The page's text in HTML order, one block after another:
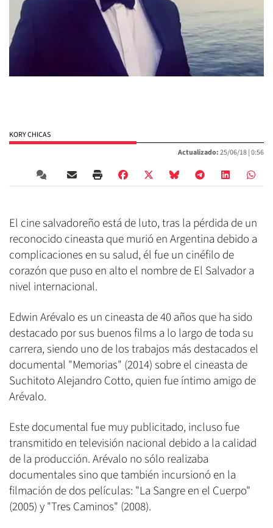
KORY CHICAS
Actualizado:25/06/18 |0:56
El cine salvadoreño está de luto, tras la pérdida de un
reconocido cineasta que murió en Argentina debido a
complicaciones en su salud, él fue un cinéfilo de
corazón que puso en alto el nombre de El Salvador a
nivel internacional.
Edwin Arévalo es un cineasta de 40 años que ha sido
destacado por sus buenos films a lo largo de toda su
carrera, siendo uno de los trabajos más destacados el
documental "Memorias" (2014) sobre el cineasta de
Suchitoto Alejandro Cotto, quien fue íntimo amigo de
Arévalo.
Este documental fue muy publicitado, incluso fue
transmitido en televisión nacional debido a la calidad
de la producción. Arévalo no sólo realizaba
documentales sino que también incursionó en la
filmación de dos películas: "La Sangre en el Cuerpo"
(2005) y "Tres Caminos" (2008).